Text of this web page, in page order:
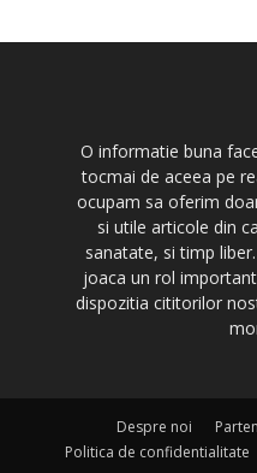
O informatie buna
tocmai de aceea pe
ocupam sa oferim
si utile articole din
sanatate, si timp
joaca un rol
dispozitia cititorilor
Despre noi
Politica de confidentialitate